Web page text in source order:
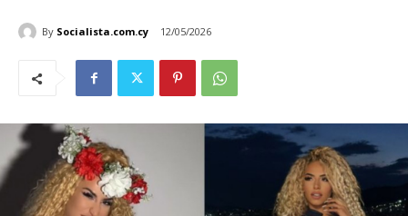
By Socialista.com.cy 12/05/2026